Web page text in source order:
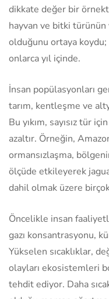
dikkate değer bir
hayvan ve bitki
olduğunu ortaya
onlarca yıl içinde.
İnsan popülasyonları
tarım, kentleşme ve
Bu yıkım, sayısız tür
azaltır. Örneğin,
ormansızlaşma,
ölçüde etkileyerek
dahil olmak üzere
Öncelikle insan
gazı konsantrasyonu,
Yükselen sıcaklıklar,
olayları ekosistemleri
tehdit ediyor. Daha